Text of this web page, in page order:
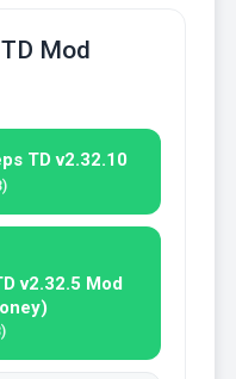
Mod
TD v2.32.10
v2.32.5 Mod